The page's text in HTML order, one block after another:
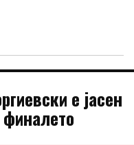
е јасен